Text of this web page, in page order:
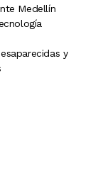
Medellín
y